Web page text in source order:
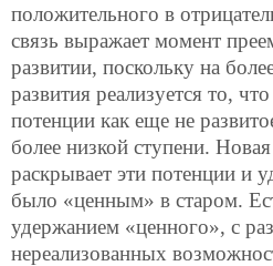
положительного в
связь выражает момент
развитии, поскольку на
развития реализуется то,
потенции как еще не
более низкой ступени.
раскрывает эти потенции и
было «ценным» в старом.
удержанием «ценного», с
нереализованных